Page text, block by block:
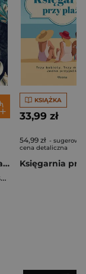
Córka wody. Seria CÓRKI ŻYWIOŁÓW
Dorota Gąsiorowska
KSIĄŻKA
33,99 zł
54,99 zł -
cena detaliczna